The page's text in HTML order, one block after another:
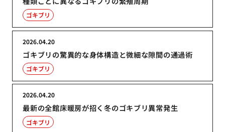
ゴキブリ
ゴキブリの驚異的な身体構造と微細な隙間の通過術
2026.04.20
ゴキブリ
最新の全館床暖房が招く冬のゴキブリ異常発生
2026.04.20
ゴキブリ